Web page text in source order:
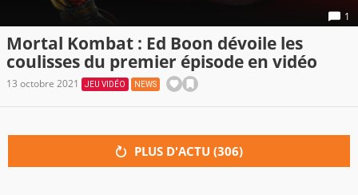
1
Mortal Kombat : Ed Boon dévoile les
coulisses du premier épisode en vidéo
13 octobre 2021 JEU VIDÉO NEWS
PLUS D'ACTU (306)